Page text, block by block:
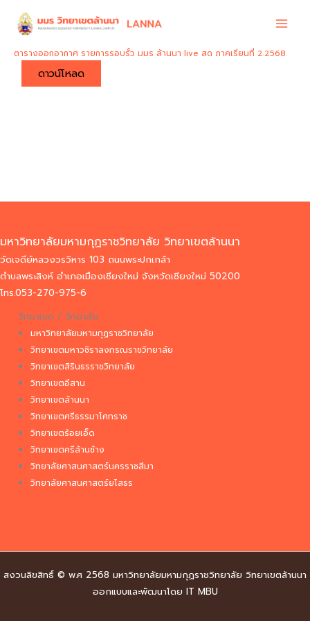
ตารางออกอากาศ รายการรอบรั้ว มมร ล้านนา live สด ภาคเรียนที่ 2.2568
ดาวน์โหลด
มหาวิทยาลัยมหามกุฏราชวิทยาลัย วิทยาเขตล้านนา
วัดเจดีย์หลวงวรวิหาร 103 ถนนพระปกเกล้า
ตำบลพระสิงห์ อำเภอเมืองเชียงใหม่ จังหวัดเชียงใหม่ 50200
โทร.053-270-975-6
วิทยาเขต / วิทยาลัย
มหาวิทยาลัยมหามกุฏราชวิทยาลัย
วิทยาเขตมหาวชิราลงกรณราชวิทยาลัย
วิทยาเขตสิรินธรราชวิทยาลัย
วิทยาเขตอีสาน
วิทยาเขตล้านนา
วิทยาเขตศรีธรรมาโศกราช
วิทยาเขตร้อยเอ็ด
วิทยาเขตศรีล้านช้าง
วิทยาลัยศาสนศาสตร์นครราชสีมา
วิทยาลัยศาสนศาสตร์ยโสธร
สงวนลิขสิทธิ์ © พ.ศ 2568 มหาวิทยาลัยมหามกุฏราชวิทยาลัย วิทยาเขตล้านนา
ออกแบบและพัฒนาโดย IT MBU